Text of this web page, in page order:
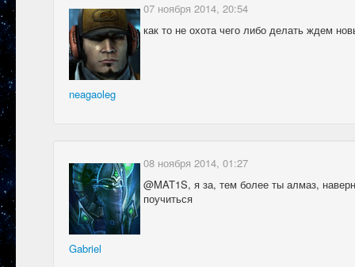
neagaoleg
07 ноября 2014, 20:54
как то не охота чего либо делать ждем
Gabriel
08 ноября 2014, 01:27
@MAT1S, я за, тем более ты алмаз,
поучиться